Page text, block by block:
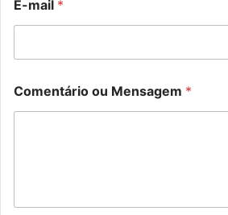
E-mail *
Comentário ou Mensagem *